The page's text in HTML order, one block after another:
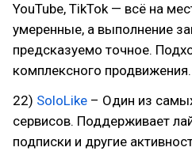
YouTube, TikTok — всё на
умеренные, а выполнение
предсказуемо точное.
комплексного продвижения.
22) SoloLike – Один из
сервисов. Поддерживает
подписки и другие